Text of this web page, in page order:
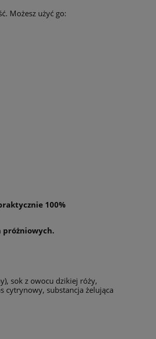
Możesz użyć go:
100%
próżniowych.
sok z owocu dzikiej róży,
cytrynowy, substancja żelująca